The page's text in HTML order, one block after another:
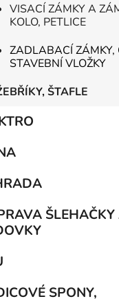
VISACÍ ZÁMKY A
KOLO, PETLICE
ZADLABACÍ ZÁMKY,
STAVEBNÍ VLOŽKY
ŠTAFLE
ŠLEHAČKY
SPONY,